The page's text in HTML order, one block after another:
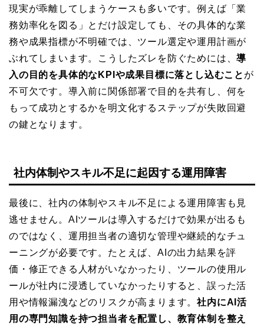
現実が乖離してしまうケースも多いです。例えば「業
務効率化を図る」とだけ設定しても、その具体的な業
務や成果指標が不明確では、ツール選定や運用計画が
ぶれてしまいます。こうしたズレを防ぐためには、導
入の目的を具体的なKPIや成果目標に落とし込むこと が
不可欠です。導入前に関係部署で目的を共有し、何を
もって成功とするかを明文化するステップが失敗回避
の鍵となります。
社内体制やスキル不足に起因する運用障害
最後に、社内の体制やスキル不足による運用障害も見
逃せません。AIツールは導入するだけで効果が出るも
のではなく、運用担当者の適切な管理や継続的なチュ
ーニングが必要です。たとえば、AIの出力結果を評
価・修正できる人材がいなかったり、ツールの使用ル
ールが社内に浸透していなかったりすると、誤った活
用や情報漏洩などのリスクが高まります。社内にAI活
用の専門知識を持つ担当者を配置し、教育体制を整え